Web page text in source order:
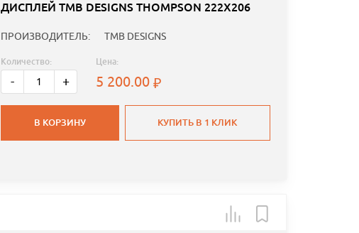
ДИСПЛЕЙ TMB DESIGNS THOMPSON 222Х206
ПРОИЗВОДИТЕЛЬ: TMB DESIGNS
Количество:
- +
Цена:
5 200.00
В КОРЗИНУ КУПИТЬ В 1 КЛИК